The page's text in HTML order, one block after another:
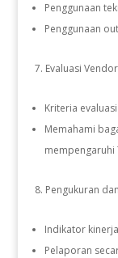
Penggunaan
Penggunaan
Evaluasi
Kriteria
Memahami
mempengaruhi
Pengukuran
Indikator
Pelaporan